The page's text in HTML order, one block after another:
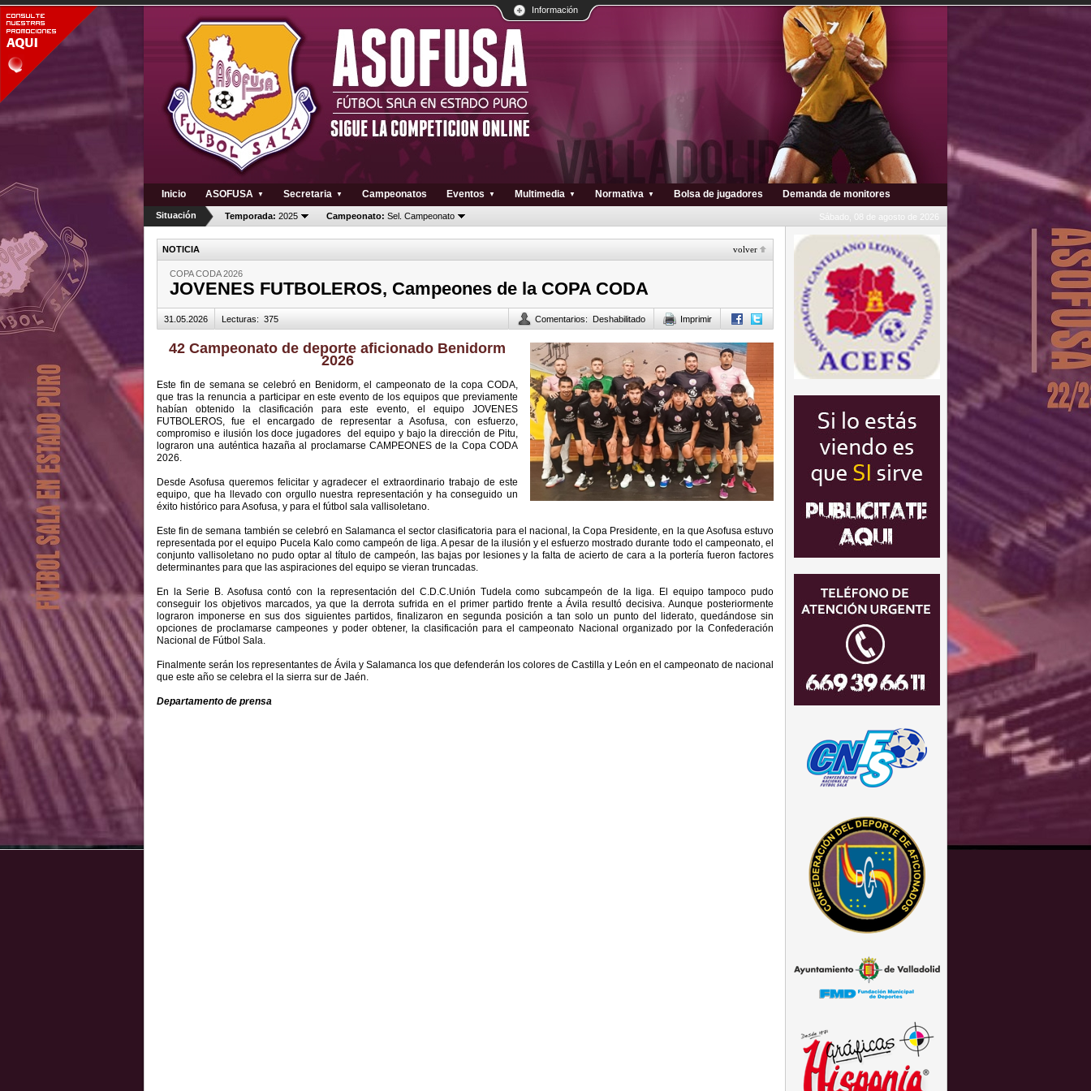
Información
Inicio ASOFUSA ▼ Secretaria ▼ Campeonatos Eventos ▼ Multimedia ▼ Normativa ▼ Bolsa de jugadores Demanda de monitores
Sábado, 08 de agosto de 2026
Situación Temporada: 2025 Campeonato: Sel. Campeonato
NOTICIA volver
COPA CODA 2026
JOVENES FUTBOLEROS, Campeones de la COPA CODA
31.05.2026 Lecturas: 375 Comentarios: Deshabilitado Imprimir
42 Campeonato de deporte aficionado Benidorm
2026
Este fin de semana se celebró en Benidorm, el campeonato de la copa CODA,
que tras la renuncia a participar en este evento de los equipos que previamente
habían obtenido la clasificación para este evento, el equipo JOVENES
FUTBOLEROS, fue el encargado de representar a Asofusa, con esfuerzo,
compromiso e ilusión los doce jugadores del equipo y bajo la dirección de Pitu,
lograron una auténtica hazaña al proclamarse CAMPEONES de la Copa CODA
2026.
Desde Asofusa queremos felicitar y agradecer el extraordinario trabajo de este
equipo, que ha llevado con orgullo nuestra representación y ha conseguido un
éxito histórico para Asofusa, y para el fútbol sala vallisoletano.
Este fin de semana también se celebró en Salamanca el sector clasificatoria para el nacional, la Copa Presidente, en la que Asofusa estuvo
representada por el equipo Pucela Kalo como campeón de liga. A pesar de la ilusión y el esfuerzo mostrado durante todo el campeonato, el
conjunto vallisoletano no pudo optar al título de campeón, las bajas por lesiones y la falta de acierto de cara a la portería fueron factores
determinantes para que las aspiraciones del equipo se vieran truncadas.
En la Serie B. Asofusa contó con la representación del C.D.C.Unión Tudela como subcampeón de la liga. El equipo tampoco pudo
conseguir los objetivos marcados, ya que la derrota sufrida en el primer partido frente a Ávila resultó decisiva. Aunque posteriormente
lograron imponerse en sus dos siguientes partidos, finalizaron en segunda posición a tan solo un punto del liderato, quedándose sin
opciones de proclamarse campeones y poder obtener, la clasificación para el campeonato Nacional organizado por la Confederación
Nacional de Fútbol Sala.
Finalmente serán los representantes de Ávila y Salamanca los que defenderán los colores de Castilla y León en el campeonato de nacional
que este año se celebra el la sierra sur de Jaén.
Departamento de prensa